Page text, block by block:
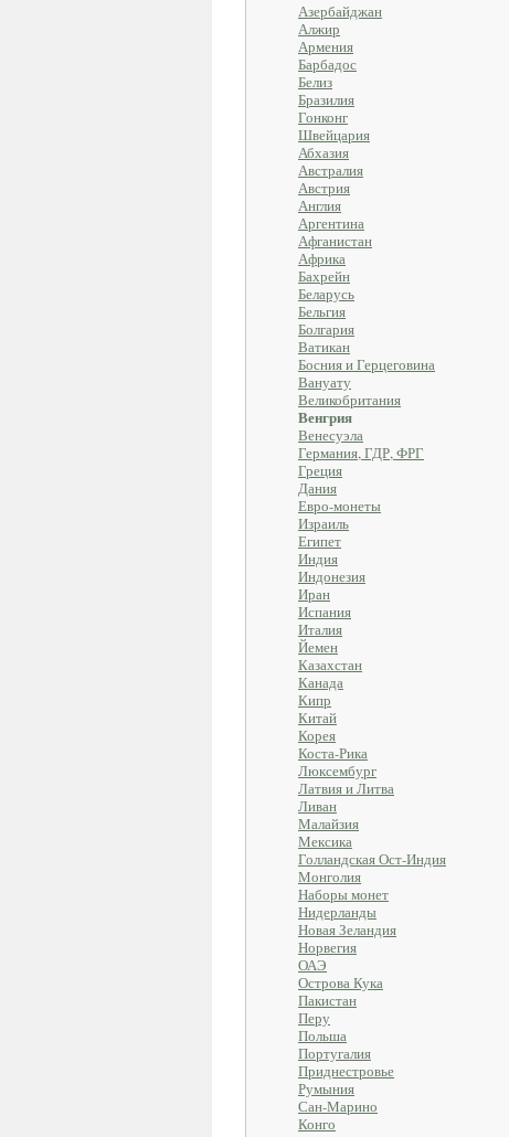
Азербайджан
Алжир
Армения
Барбадос
Белиз
Бразилия
Гонконг
Швейцария
Абхазия
Австралия
Австрия
Англия
Аргентина
Афганистан
Африка
Бахрейн
Беларусь
Бельгия
Болгария
Ватикан
Босния и Герцеговина
Вануату
Великобритания
Венгрия
Венесуэла
Германия, ГДР, ФРГ
Греция
Дания
Евро-монеты
Израиль
Египет
Индия
Индонезия
Иран
Испания
Италия
Йемен
Казахстан
Канада
Кипр
Китай
Корея
Коста-Рика
Люксембург
Латвия и Литва
Ливан
Малайзия
Мексика
Голландская Ост-Индия
Монголия
Наборы монет
Нидерланды
Новая Зеландия
Норвегия
ОАЭ
Острова Кука
Пакистан
Перу
Польша
Португалия
Приднестровье
Румыния
Сан-Марино
Конго